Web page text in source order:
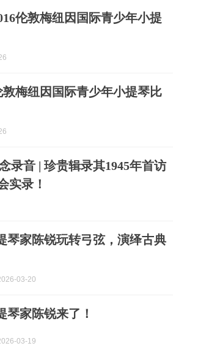
伦敦梅纽因国际青少年小提
敦梅纽因国际青少年小提琴比
录音 | 珍贵辑录其1945年首访
实录！
琴家陈锐玩转弓弦，演绎古典
03-20
琴家陈锐来了！
03-19